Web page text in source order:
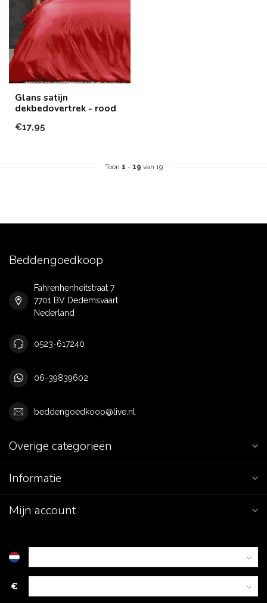
Glans satijn
dekbedovertrek - rood
€17,95
Toon 1 - 19 van 19
Beddengoedkoop
Fahrenhenheitstraat 7
7701 BV Dedemsvaart
Nederland
0523-617240
06-39839602
beddengoedkoop@live.nl
Overige categorieën
Informatie
Mijn account
€